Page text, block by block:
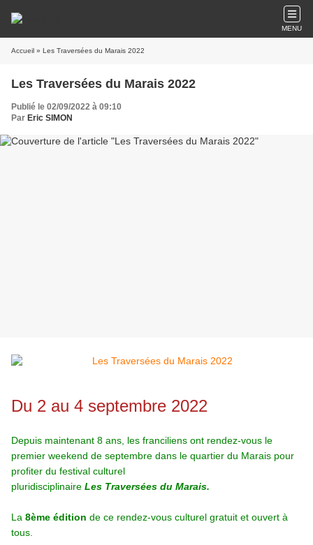
MENU
Accueil » Les Traversées du Marais 2022
Les Traversées du Marais 2022
Publié le 02/09/2022 à 09:10
Par Eric SIMON
Du 2 au 4 septembre 2022
Depuis maintenant 8 ans, les franciliens ont rendez-vous le
premier weekend de septembre dans le quartier du Marais pour
profiter du festival culturel
pluridisciplinaire Les Traversées du Marais.
La 8ème édition de ce rendez-vous culturel gratuit et ouvert à
tous.